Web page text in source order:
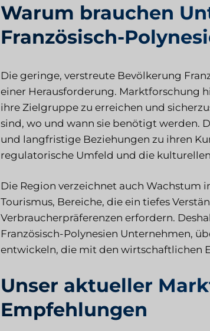
Warum brauchen
Französisch-
Die geringe, verstreute Bevölkerung
einer Herausforderung. Marktforschung
ihre Zielgruppe zu erreichen und
sind, wo und wann sie benötigt werden.
und langfristige Beziehungen zu ihren
regulatorische Umfeld und die
Die Region verzeichnet auch Wachstum
Tourismus, Bereiche, die ein tiefes
Verbraucherpräferenzen erfordern.
Französisch-Polynesien Unternehmen,
entwickeln, die mit den wirtschaftlichen
Unser aktueller
Empfehlungen